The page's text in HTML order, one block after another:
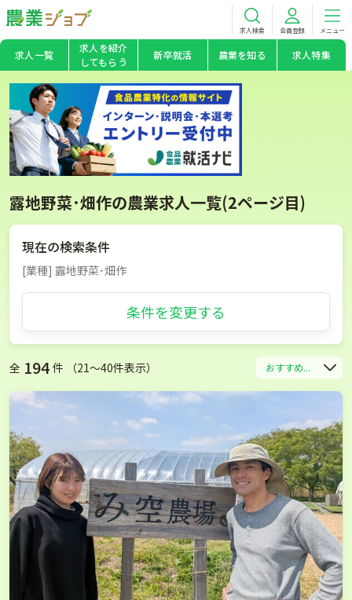
求人検索 会員登録 メニュー
求人一覧
求人を紹介
してもらう
新卒就活 農業を知る 求人特集
露地野菜･畑作の農業求人一覧(2ページ目)
現在の検索条件
[業種] 露地野菜･畑作
条件を変更する
全 194 件 （21〜40件表示） おすすめ...